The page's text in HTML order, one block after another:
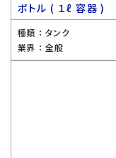
ボトル ( １ℓ 容器 )
種類 ： タンク
業界 ： 全般